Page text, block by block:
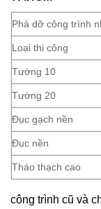
TP.HCM
Phá dỡ công trình
Loại thi công
Tường 10
Tường 20
Đục gạch nền
Đục nền
Tháo thạch cao